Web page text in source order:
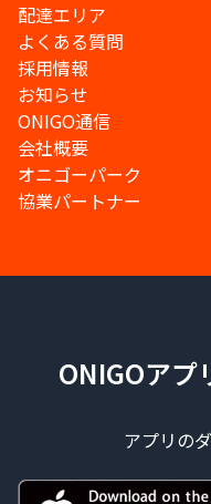
配達エリア
よくある質問
採用情報
お知らせ
ONIGO通信
会社概要
オニゴーパーク
協業パートナー
ONIGOアプ
アプリの